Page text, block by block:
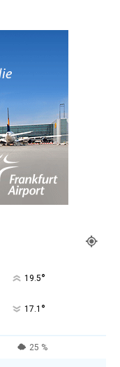
19.5°
17.1 °
25 %